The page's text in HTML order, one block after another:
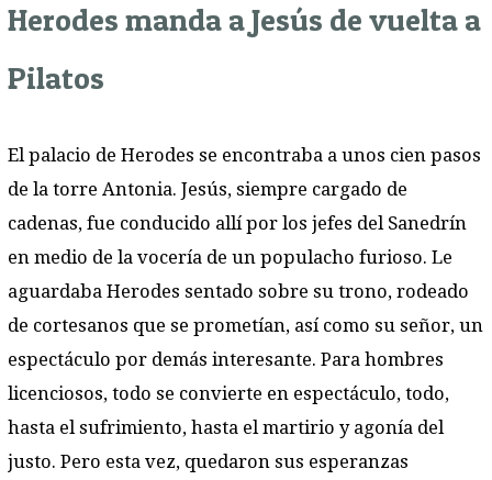
Herodes manda a Jesús de vuelta a
Pilatos
El palacio de Herodes se encontraba a unos cien pasos
de la torre Antonia. Jesús, siempre cargado de
cadenas, fue conducido allí por los jefes del Sanedrín
en medio de la vocería de un populacho furioso. Le
aguardaba Herodes sentado sobre su trono, rodeado
de cortesanos que se prometían, así como su señor, un
espectáculo por demás interesante. Para hombres
licenciosos, todo se convierte en espectáculo, todo,
hasta el sufrimiento, hasta el martirio y agonía del
justo. Pero esta vez, quedaron sus esperanzas